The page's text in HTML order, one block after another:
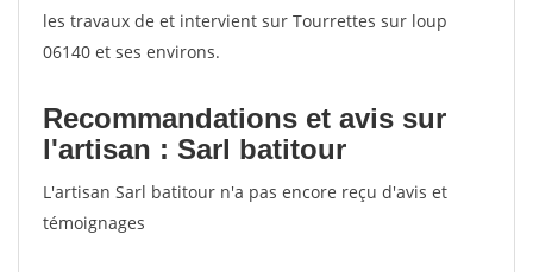
les travaux de et intervient sur Tourrettes sur loup
06140 et ses environs.
Recommandations et avis sur
l'artisan : Sarl batitour
L'artisan Sarl batitour n'a pas encore reçu d'avis et
témoignages